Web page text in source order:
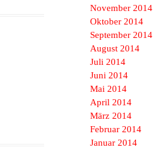
November 2014
Oktober 2014
September 2014
August 2014
Juli 2014
Juni 2014
Mai 2014
April 2014
März 2014
Februar 2014
Januar 2014